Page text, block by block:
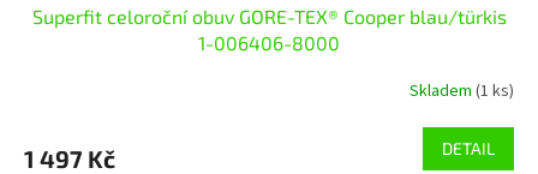
Superfit celoroční obuv GORE-TEX® Cooper blau/türkis
1-006406-8000
Skladem (1 ks)
1 497 Kč DETAIL